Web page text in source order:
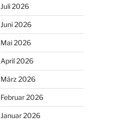
Juli 2026
Juni 2026
Mai 2026
April 2026
März 2026
Februar 2026
Januar 2026